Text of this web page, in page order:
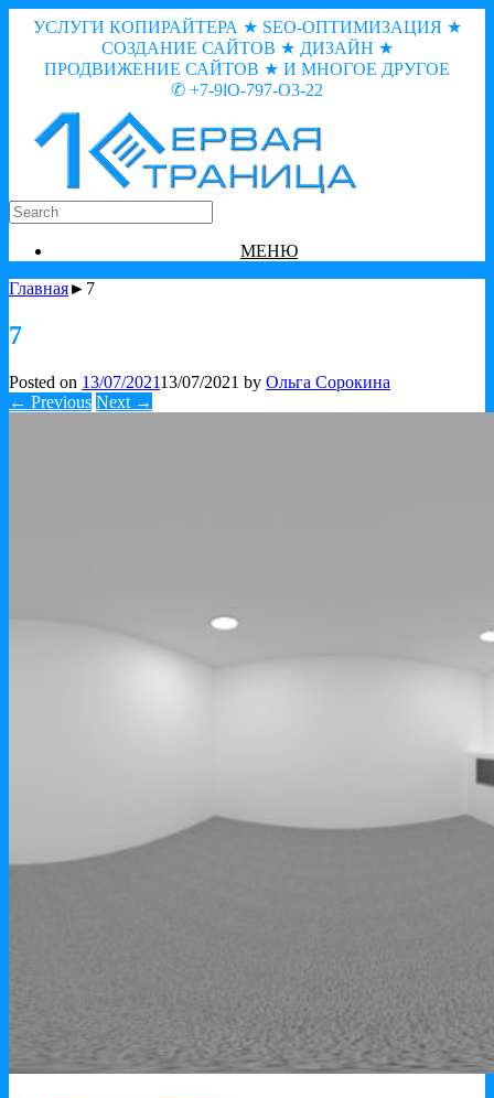
УСЛУГИ КОПИРАЙТЕРА ★ SEO-ОПТИМИЗАЦИЯ ★
СОЗДАНИЕ САЙТОВ ★ ДИЗАЙН ★
ПРОДВИЖЕНИЕ САЙТОВ ★ И МНОГОЕ ДРУГОЕ
✆ +7-9lO-797-O3-22
МЕНЮ
Главная►7
7
Posted on 13/07/202113/07/2021 by Ольга Сорокина
← Previous Next →